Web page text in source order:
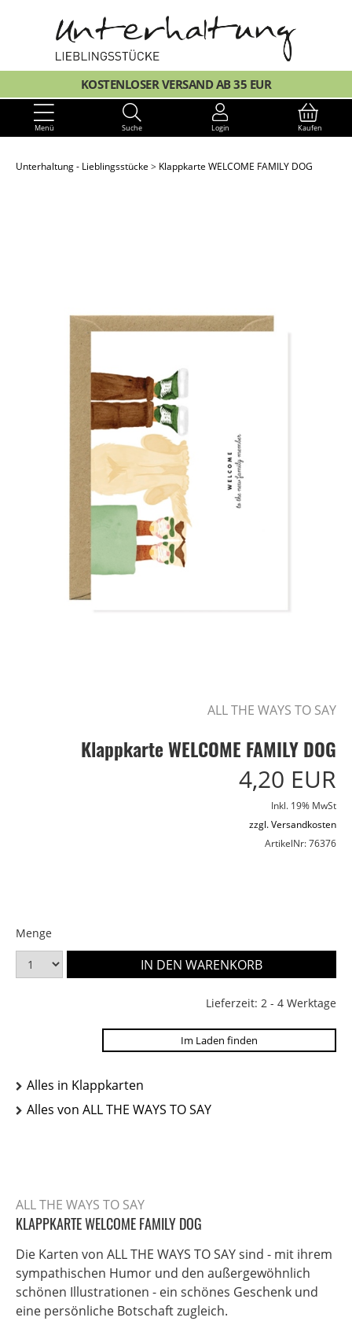
KOSTENLOSER VERSAND AB 35 EUR
Menü Suche Login Kaufen
Unterhaltung - Lieblingsstücke Klappkarte WELCOME FAMILY DOG
ALL THE WAYS TO SAY
Klappkarte WELCOME FAMILY DOG
4,20 EUR
Inkl. 19% MwSt
zzgl. Versandkosten
ArtikelNr: 76376
Menge
Lieferzeit: 2 - 4 Werktage
Im Laden finden
Alles in Klappkarten
Alles von ALL THE WAYS TO SAY
ALL THE WAYS TO SAY
KLAPPKARTE WELCOME FAMILY DOG
Die Karten von ALL THE WAYS TO SAY sind - mit ihrem
sympathischen Humor und den außergewöhnlich
schönen Illustrationen - ein schönes Geschenk und
eine persönliche Botschaft zugleich.